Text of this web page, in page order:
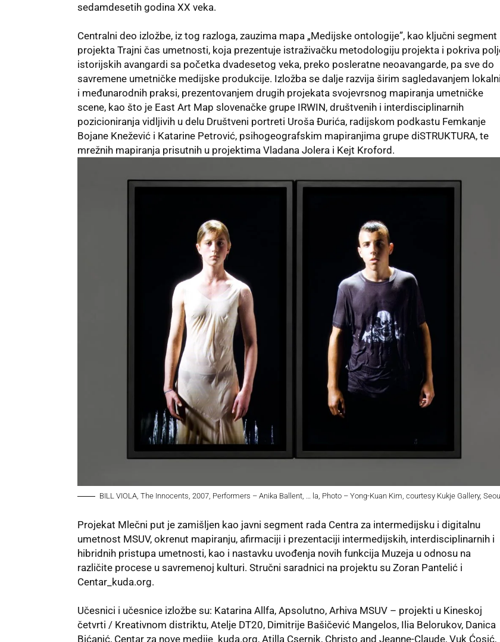
sedamdesetih godina XX veka.
Centralni deo izložbe, iz tog razloga, zauzima mapa „Medijske ontologije”, kao ključni segment
projekta Trajni čas umetnosti, koja prezentuje istraživačku metodologiju projekta i pokriva
istorijskih avangardi sa početka dvadesetog veka, preko posleratne neoavangarde, pa sve do
savremene umetničke medijske produkcije. Izložba se dalje razvija širim sagledavanjem
i međunarodnih praksi, prezentovanjem drugih projekata svojevrsnog mapiranja umetničke
scene, kao što je East Art Map slovenačke grupe IRWIN, društvenih i interdisciplinarnih
pozicioniranja vidljivih u delu Društveni portreti Uroša Đurića, radijskom podkastu Femkanje
Bojane Knežević i Katarine Petrović, psihogeografskim mapiranjima grupe diSTRUKTURA, te
mrežnih mapiranja prisutnih u projektima Vladana Jolera i Kejt Kroford.
BILL VIOLA, The Innocents, 2007, Performers – Anika Ballent, … la, Photo – Yong-Kuan Kim, courtesy Kukje Gallery,
Projekat Mlečni put je zamišljen kao javni segment rada Centra za intermedijsku i digitalnu
umetnost MSUV, okrenut mapiranju, afirmaciji i prezentaciji intermedijskih, interdisciplinarnih i
hibridnih pristupa umetnosti, kao i nastavku uvođenja novih funkcija Muzeja u odnosu na
različite procese u savremenoj kulturi. Stručni saradnici na projektu su Zoran Pantelić i
Centar_kuda.org.
Učesnici i učesnice izložbe su: Katarina Allfa, Apsolutno, Arhiva MSUV – projekti u Kineskoj
četvrti / Kreativnom distriktu, Atelje DT20, Dimitrije Bašičević Mangelos, Ilia Belorukov, Danica
Bićanić, Centar za nove medije_kuda.org, Atilla Csernik, Christo and Jeanne-Claude, Vuk Ćosić,